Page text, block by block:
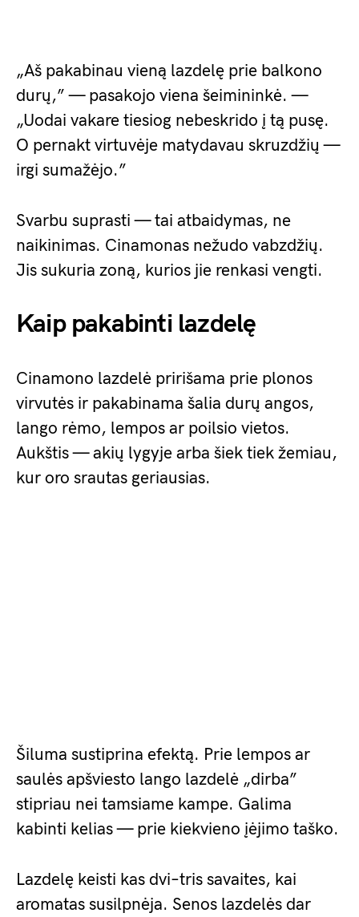
„Aš pakabinau vieną lazdelę prie balkono
durų,” — pasakojo viena šeimininkė. —
„Uodai vakare tiesiog nebeskrido į tą pusę.
O pernakt virtuvėje matydavau skruzdžių —
irgi sumažėjo.”
Svarbu suprasti — tai atbaidymas, ne
naikinimas. Cinamonas nežudo vabzdžių.
Jis sukuria zoną, kurios jie renkasi vengti.
Kaip pakabinti lazdelę
Cinamono lazdelė pririšama prie plonos
virvutės ir pakabinama šalia durų angos,
lango rėmo, lempos ar poilsio vietos.
Aukštis — akių lygyje arba šiek tiek žemiau,
kur oro srautas geriausias.
Šiluma sustiprina efektą. Prie lempos ar
saulės apšviesto lango lazdelė „dirba”
stipriau nei tamsiame kampe. Galima
kabinti kelias — prie kiekvieno įėjimo taško.
Lazdelę keisti kas dvi–tris savaites, kai
aromatas susilpnėja. Senos lazdelės dar